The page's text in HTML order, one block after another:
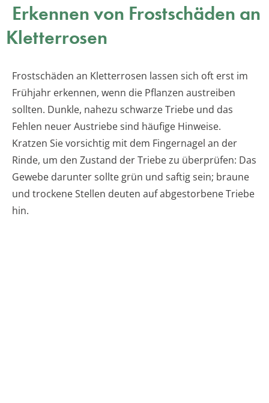
Erkennen von Frostschäden an
Kletterrosen
Frostschäden an Kletterrosen lassen sich oft erst im
Frühjahr erkennen, wenn die Pflanzen austreiben
sollten. Dunkle, nahezu schwarze Triebe und das
Fehlen neuer Austriebe sind häufige Hinweise.
Kratzen Sie vorsichtig mit dem Fingernagel an der
Rinde, um den Zustand der Triebe zu überprüfen: Das
Gewebe darunter sollte grün und saftig sein; braune
und trockene Stellen deuten auf abgestorbene Triebe
hin.